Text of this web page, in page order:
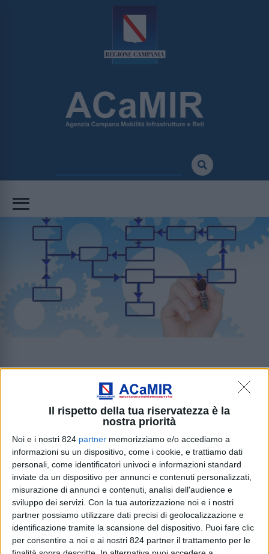
Il rispetto della tua riservatezza è la
nostra priorità
Noi e i nostri 824 partner memorizziamo e/o accediamo a
informazioni su un dispositivo, come i cookie, e trattiamo dati
personali, come identificatori univoci e informazioni standard
inviate da un dispositivo per annunci e contenuti personalizzati,
misurazione di annunci e contenuti, analisi dell'audience e
sviluppo dei servizi. Con la tua autorizzazione noi e i nostri
partner possiamo utilizzare dati precisi di geolocalizzazione e
identificazione tramite la scansione del dispositivo. Puoi fare clic
per consentire a noi e ai nostri 824 partner il trattamento per le
Unità di Staff
/Organi e Assetto
Per l’esercizio di specifici compiti e funzioni come
richiamati agli articoli 24, 27 e 29 della legge regionale
n. 3 del 2002 e dal Regolamento dell’Agenzia, il
Direttore Generale si avvale delle Unità di Staff, al quale
riferiscono direttamente. Le Direzioni e le Unità
operative dell’ACaMIR operano in raccordo funzionale
con tali unità per la definizione concertata e coordinata
di processi interdirezionali al fine di assicurare